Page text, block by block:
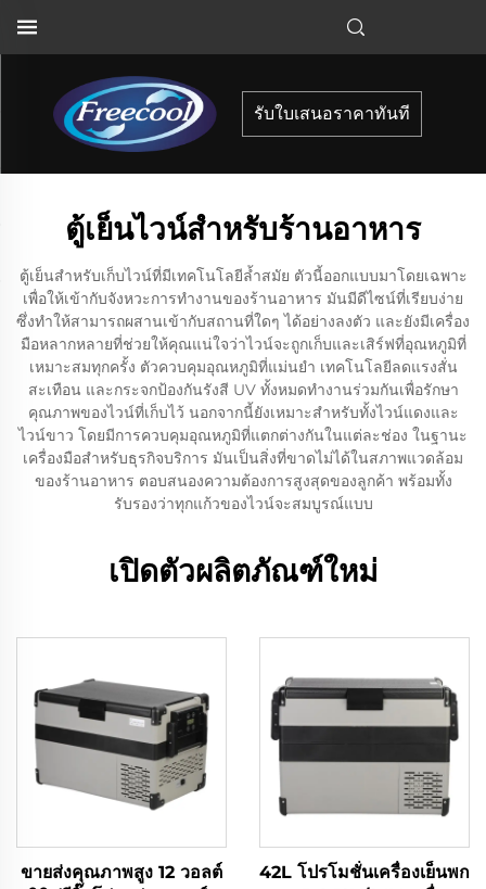
รับใบเสนอราคาทันที
ตู้เย็นไวน์สำหรับร้านอาหาร
ตู้เย็นสำหรับเก็บไวน์ที่มีเทคโนโลยีล้ำสมัย ตัวนี้ออกแบบมาโดยเฉพาะ
เพื่อให้เข้ากับจังหวะการทำงานของร้านอาหาร มันมีดีไซน์ที่เรียบง่าย
ซึ่งทำให้สามารถผสานเข้ากับสถานที่ใดๆ ได้อย่างลงตัว และยังมีเครื่อง
มือหลากหลายที่ช่วยให้คุณแน่ใจว่าไวน์จะถูกเก็บและเสิร์ฟที่อุณหภูมิที่
เหมาะสมทุกครั้ง ตัวควบคุมอุณหภูมิที่แม่นยำ เทคโนโลยีลดแรงสั่น
สะเทือน และกระจกป้องกันรังสี UV ทั้งหมดทำงานร่วมกันเพื่อรักษา
คุณภาพของไวน์ที่เก็บไว้ นอกจากนี้ยังเหมาะสำหรับทั้งไวน์แดงและ
ไวน์ขาว โดยมีการควบคุมอุณหภูมิที่แตกต่างกันในแต่ละช่อง ในฐานะ
เครื่องมือสำหรับธุรกิจบริการ มันเป็นสิ่งที่ขาดไม่ได้ในสภาพแวดล้อม
ของร้านอาหาร ตอบสนองความต้องการสูงสุดของลูกค้า พร้อมทั้ง
รับรองว่าทุกแก้วของไวน์จะสมบูรณ์แบบ
เปิดตัวผลิตภัณฑ์ใหม่
ขายส่งคุณภาพสูง 12 วอลต์
42L โปรโมชั่นเครื่องเย็นพก